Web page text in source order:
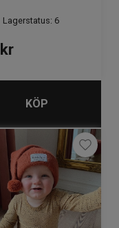
Lagerstatus: 6
kr
KÖP